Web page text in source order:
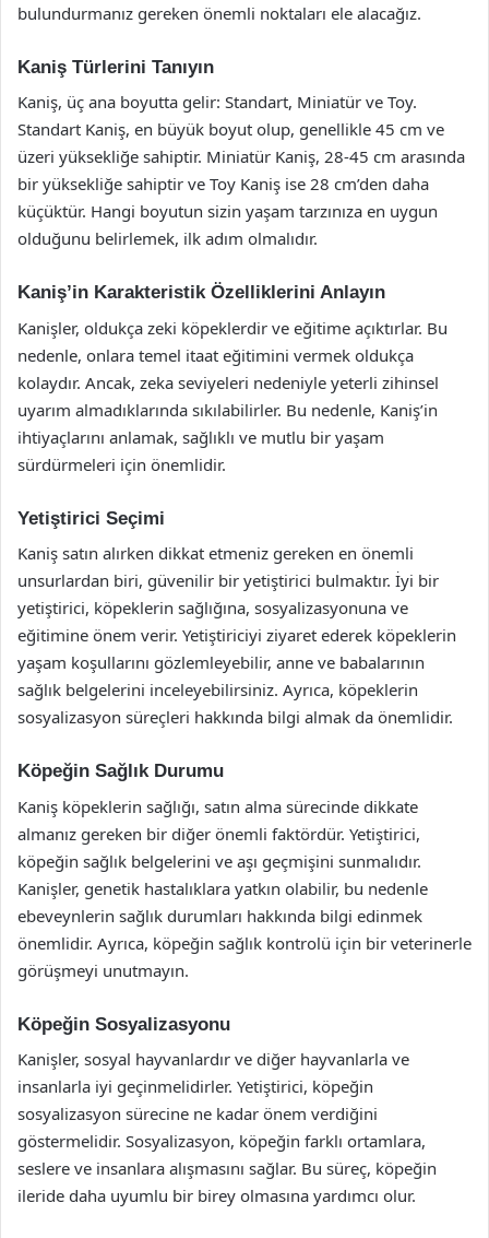
bulundurmanız gereken önemli noktaları ele alacağız.
Kaniş Türlerini Tanıyın
Kaniş, üç ana boyutta gelir: Standart, Miniatür ve Toy.
Standart Kaniş, en büyük boyut olup, genellikle 45 cm ve
üzeri yüksekliğe sahiptir. Miniatür Kaniş, 28-45 cm arasında
bir yüksekliğe sahiptir ve Toy Kaniş ise 28 cm’den daha
küçüktür. Hangi boyutun sizin yaşam tarzınıza en uygun
olduğunu belirlemek, ilk adım olmalıdır.
Kaniş’in Karakteristik Özelliklerini Anlayın
Kanişler, oldukça zeki köpeklerdir ve eğitime açıktırlar. Bu
nedenle, onlara temel itaat eğitimini vermek oldukça
kolaydır. Ancak, zeka seviyeleri nedeniyle yeterli zihinsel
uyarım almadıklarında sıkılabilirler. Bu nedenle, Kaniş’in
ihtiyaçlarını anlamak, sağlıklı ve mutlu bir yaşam
sürdürmeleri için önemlidir.
Yetiştirici Seçimi
Kaniş satın alırken dikkat etmeniz gereken en önemli
unsurlardan biri, güvenilir bir yetiştirici bulmaktır. İyi bir
yetiştirici, köpeklerin sağlığına, sosyalizasyonuna ve
eğitimine önem verir. Yetiştiriciyi ziyaret ederek köpeklerin
yaşam koşullarını gözlemleyebilir, anne ve babalarının
sağlık belgelerini inceleyebilirsiniz. Ayrıca, köpeklerin
sosyalizasyon süreçleri hakkında bilgi almak da önemlidir.
Köpeğin Sağlık Durumu
Kaniş köpeklerin sağlığı, satın alma sürecinde dikkate
almanız gereken bir diğer önemli faktördür. Yetiştirici,
köpeğin sağlık belgelerini ve aşı geçmişini sunmalıdır.
Kanişler, genetik hastalıklara yatkın olabilir, bu nedenle
ebeveynlerin sağlık durumları hakkında bilgi edinmek
önemlidir. Ayrıca, köpeğin sağlık kontrolü için bir veterinerle
görüşmeyi unutmayın.
Köpeğin Sosyalizasyonu
Kanişler, sosyal hayvanlardır ve diğer hayvanlarla ve
insanlarla iyi geçinmelidirler. Yetiştirici, köpeğin
sosyalizasyon sürecine ne kadar önem verdiğini
göstermelidir. Sosyalizasyon, köpeğin farklı ortamlara,
seslere ve insanlara alışmasını sağlar. Bu süreç, köpeğin
ileride daha uyumlu bir birey olmasına yardımcı olur.